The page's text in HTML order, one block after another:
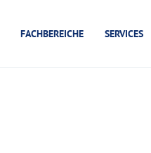
FACHBEREICHE SERVICES